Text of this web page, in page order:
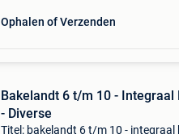
Ophalen of Verzenden
Bakelandt 6 t/m 10 - Integraal
- Diverse
Titel: bakelandt 6 t/m 10 - integraal